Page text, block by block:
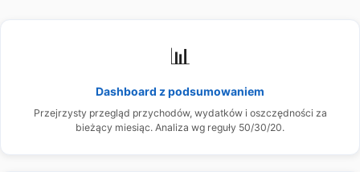
📊
Dashboard z podsumowaniem
Przejrzysty przegląd przychodów, wydatków i oszczędności za
bieżący miesiąc. Analiza wg reguły 50/30/20.